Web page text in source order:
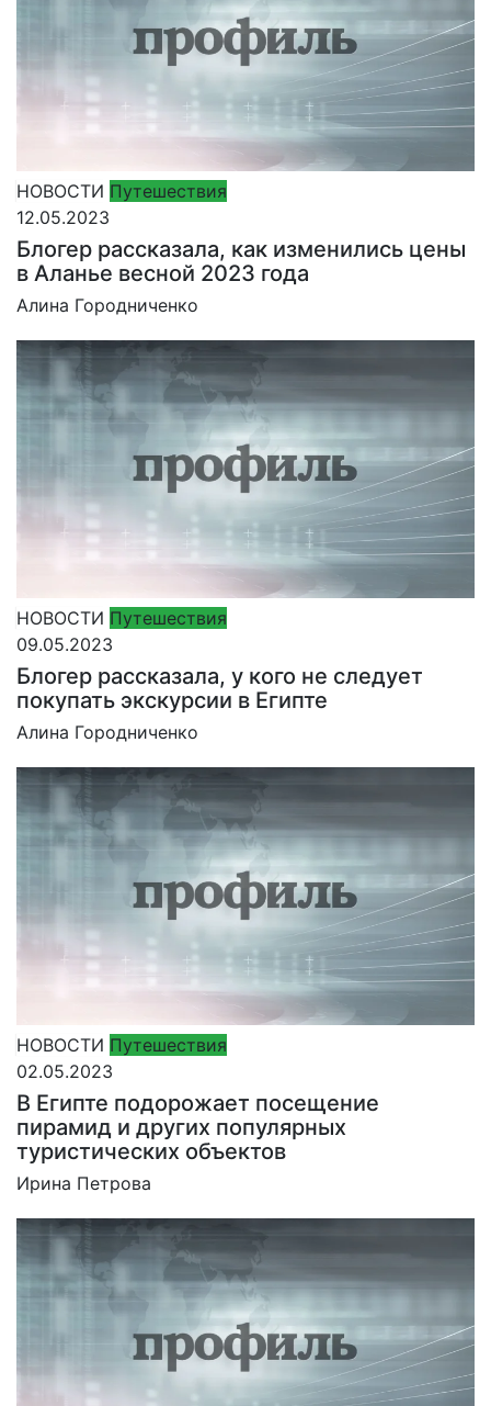
НОВОСТИ Путешествия
12.05.2023
Блогер рассказала, как изменились цены
в Аланье весной 2023 года
Алина Городниченко
НОВОСТИ Путешествия
09.05.2023
Блогер рассказала, у кого не следует
покупать экскурсии в Египте
Алина Городниченко
НОВОСТИ Путешествия
02.05.2023
В Египте подорожает посещение
пирамид и других популярных
туристических объектов
Ирина Петрова